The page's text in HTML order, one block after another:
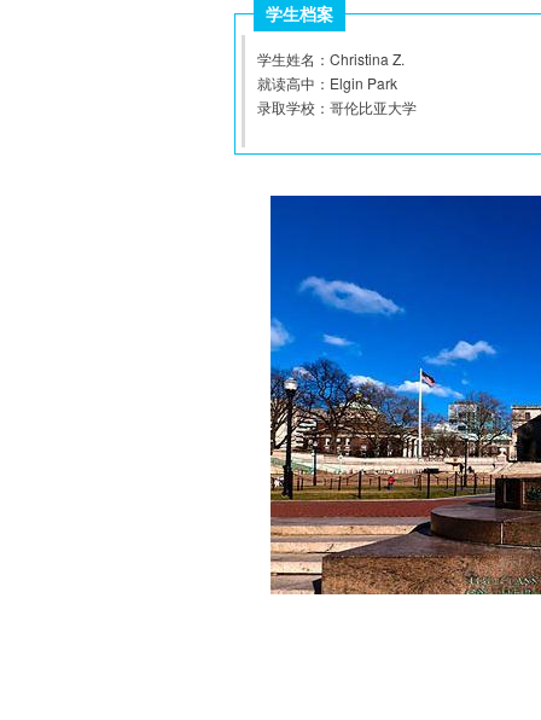
学生档案
学生姓名：Christina Z.
录取学校：哥伦比亚大学